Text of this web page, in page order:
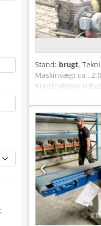
Stand: brugt,
Maskinvægt ca.:
Konstruktion:
Rullerne er